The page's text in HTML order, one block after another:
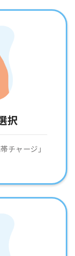
択
チャージ」